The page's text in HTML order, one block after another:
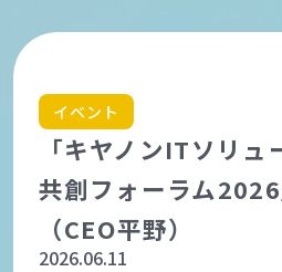
イベント
「キヤノンITソリ
共創フォーラム
（CEO平野）
2026.06.11